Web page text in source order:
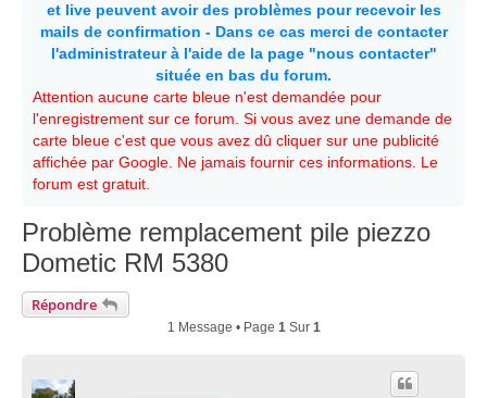
et live peuvent avoir des problèmes pour recevoir les
mails de confirmation - Dans ce cas merci de contacter
l'administrateur à l'aide de la page "nous contacter"
située en bas du forum.
Attention aucune carte bleue n'est demandée pour
l'enregistrement sur ce forum. Si vous avez une demande de
carte bleue c'est que vous avez dû cliquer sur une publicité
affichée par Google. Ne jamais fournir ces informations. Le
forum est gratuit.
Problème remplacement pile piezzo
Dometic RM 5380
Répondre
1 Message • Page 1Sur 1